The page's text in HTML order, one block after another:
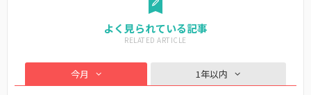
よく見られている記事
今月 1年以内